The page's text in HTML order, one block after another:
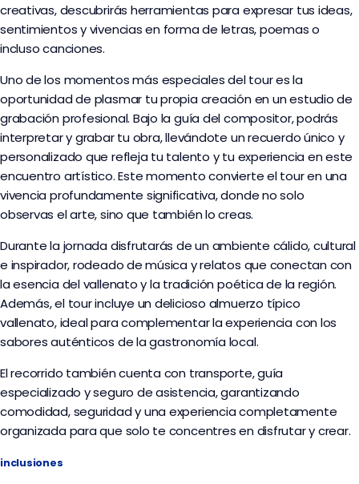
creativas, descubrirás herramientas para expresar tus ideas,
sentimientos y vivencias en forma de letras, poemas o
incluso canciones.
Uno de los momentos más especiales del tour es la
oportunidad de plasmar tu propia creación en un estudio de
grabación profesional. Bajo la guía del compositor, podrás
interpretar y grabar tu obra, llevándote un recuerdo único y
personalizado que refleja tu talento y tu experiencia en este
encuentro artístico. Este momento convierte el tour en una
vivencia profundamente significativa, donde no solo
observas el arte, sino que también lo creas.
Durante la jornada disfrutarás de un ambiente cálido, cultural
e inspirador, rodeado de música y relatos que conectan con
la esencia del vallenato y la tradición poética de la región.
Además, el tour incluye un delicioso almuerzo típico
vallenato, ideal para complementar la experiencia con los
sabores auténticos de la gastronomía local.
El recorrido también cuenta con transporte, guía
especializado y seguro de asistencia, garantizando
comodidad, seguridad y una experiencia completamente
organizada para que solo te concentres en disfrutar y crear.
inclusiones